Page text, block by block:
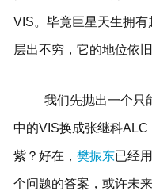
VIS。毕竟巨星天生拥有
层出不穷，它的地位依旧
我们先抛出一个只
中的VIS换成张继科
紫？好在， 樊振东已经
个问题的答案，或许未